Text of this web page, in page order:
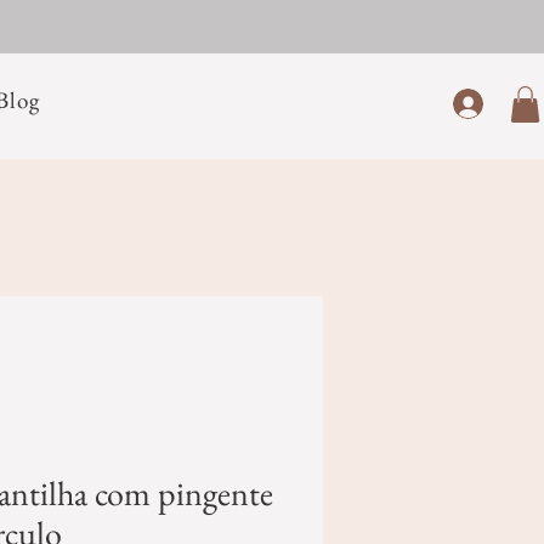
com pingente